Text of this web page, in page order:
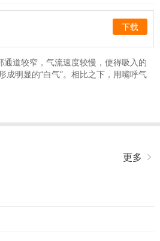
下载
道较窄，气流速度较慢，使得吸入的
明显的“白气”。相比之下，用嘴呼气
更多